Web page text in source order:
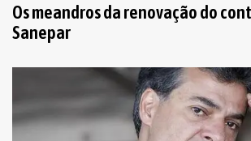
Os meandros da renovação do
Sanepar